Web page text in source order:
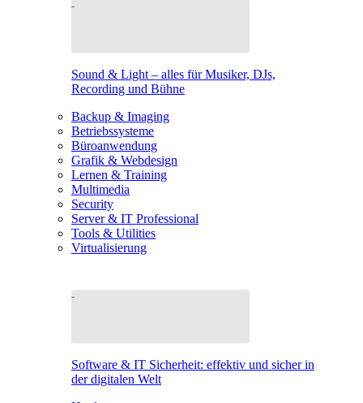
Sound & Light – alles für Musiker, DJs,
Recording und Bühne
Backup & Imaging
Betriebssysteme
Büroanwendung
Grafik & Webdesign
Lernen & Training
Multimedia
Security
Server & IT Professional
Tools & Utilities
Virtualisierung
Software & IT Sicherheit: effektiv und sicher in
der digitalen Welt